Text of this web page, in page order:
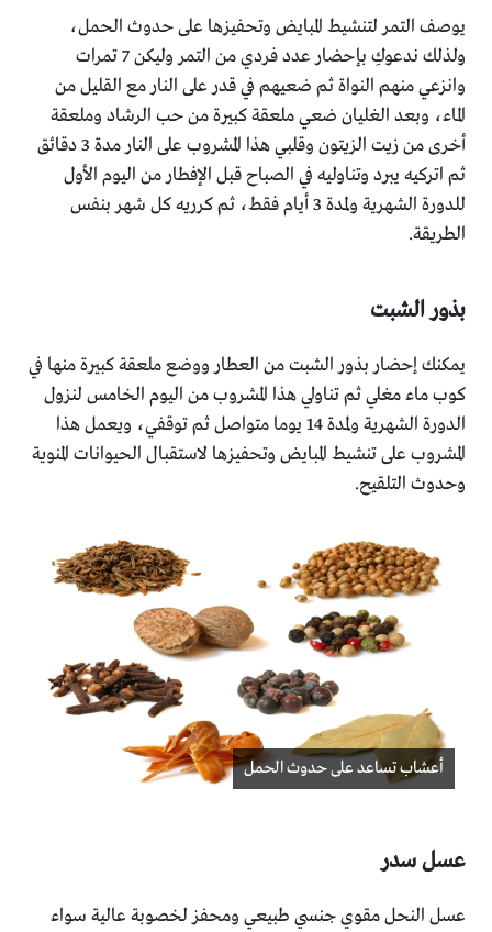
يوصف التمر لتنشيط المبايض وتحفيزها على حدوث الحمل،
ولذلك ندعوكِ بإحضار عدد فردي من التمر وليكن 7 تمرات
وانزعي منهم النواة ثم ضعيهم في قدر على النار مع القليل من
الماء، وبعد الغليان ضعي ملعقة كبيرة من حب الرشاد وملعقة
أخرى من زيت الزيتون وقلبي هذا المشروب على النار مدة 3 دقائق
ثم اتركيه يبرد وتناوليه في الصباح قبل الإفطار من اليوم الأول
للدورة الشهرية ولمدة 3 أيام فقط، ثم كرريه كل شهر بنفس
الطريقة.
بذور الشبت
يمكنك إحضار بذور الشبت من العطار ووضع ملعقة كبيرة منها في
كوب ماء مغلي ثم تناولي هذا المشروب من اليوم الخامس لنزول
الدورة الشهرية ولمدة 14 يوما متواصل ثم توقفي، ويعمل هذا
المشروب على تنشيط المبايض وتحفيزها لاستقبال الحيوانات المنوية
وحدوث التلقيح.
أعشاب تساعد على حدوث الحمل
عسل سدر
عسل النحل مقوي جنسي طبيعي ومحفز لخصوبة عالية سواء